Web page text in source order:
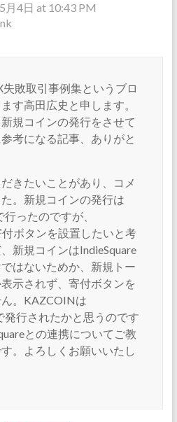
月4日 at 10:43 PM
敗取引事例集というブロ
す高田広史と申します。
規コインの発行をさせて
考になる記事、ありがと
きたいことがあり、コメ
。新規コインの発行は
ったのですが、
ボタンを設置したいと考
新規コインはIndieSquare
はないためか、新規トー
示されず、寄付ボタンを
。KAZCOINは
発行されたかと思うのです
との連携についてご教
。よろしくお願いいたし